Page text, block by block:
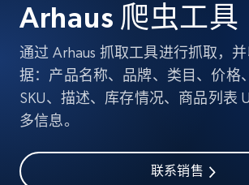
Arhaus 爬虫工具
通过 Arhaus 抓取工具进行抓取，
据：产品名称、品牌、类目、价格
SKU、描述、库存情况、商品列表
多信息。
联系销售